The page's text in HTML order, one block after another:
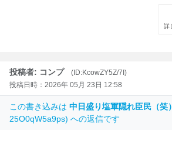
投稿者: コンプ
(ID:KcowZY5Z/7I)
投稿日時：2026年 05月 23日 12:58
この書き込みは 中日盛り塩軍隠れ臣民（笑）
25O0qW5a9ps) への返信です